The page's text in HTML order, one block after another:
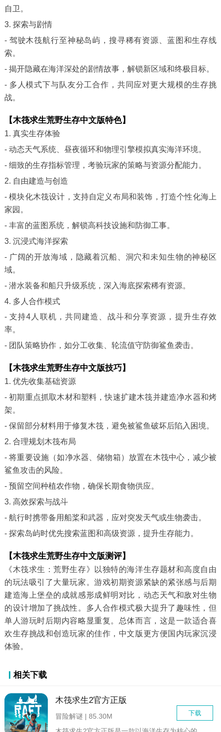
自卫。
3. 探索与剧情
- 驾驶木筏航行至神秘岛屿，搜寻稀有资源、蓝图和生存线
索。
- 揭开隐藏在海洋深处的剧情故事，解锁新区域和终极目标。
- 多人模式下与队友分工合作，共同应对更大规模的生存挑
战。
【木筏求生荒野生存中文版特色】
1. 真实生存体验
- 动态天气系统、昼夜循环和物理引擎模拟真实海洋环境。
- 细致的生存指标管理，考验玩家的策略与资源分配能力。
2. 自由建造与创造
- 模块化木筏设计，支持自定义布局和装饰，打造个性化海上
家园。
- 丰富的蓝图系统，解锁高科技设施和防御工事。
3. 沉浸式海洋探索
- 广阔的开放海域，隐藏着沉船、洞穴和未知生物的神秘区
域。
- 潜水装备和船只升级系统，深入海底探索稀有资源。
4. 多人合作模式
- 支持4人联机，共同建造、战斗和分享资源，提升生存效
率。
- 团队策略协作，如分工收集、轮流值守防御鲨鱼袭击。
【木筏求生荒野生存中文版技巧】
1. 优先收集基础资源
- 初期重点抓取木材和塑料，快速扩建木筏并建造净水器和烤
架。
- 保留部分材料用于修复木筏，避免被鲨鱼破坏后陷入困境。
2. 合理规划木筏布局
- 将重要设施（如净水器、储物箱）放置在木筏中心，减少被
鲨鱼攻击的风险。
- 预留空间种植农作物，确保长期食物供应。
3. 高效探索与战斗
- 航行时携带备用船桨和武器，应对突发天气或生物袭击。
- 探索岛屿时优先搜索蓝图和高级资源，提升生存能力。
【木筏求生荒野生存中文版测评】
《木筏求生：荒野生存》以独特的海洋生存题材和高度自由
的玩法吸引了大量玩家。游戏初期资源紧缺的紧张感与后期
建造海上堡垒的成就感形成鲜明对比，动态天气和敌对生物
的设计增加了挑战性。多人合作模式极大提升了趣味性，但
单人游玩时后期内容略显重复。总体而言，这是一款适合喜
欢生存挑战和创造玩家的佳作，中文版更方便国内玩家沉浸
体验。
相关下载
木筏求生2官方正版
下载
冒险解谜 | 85.30M